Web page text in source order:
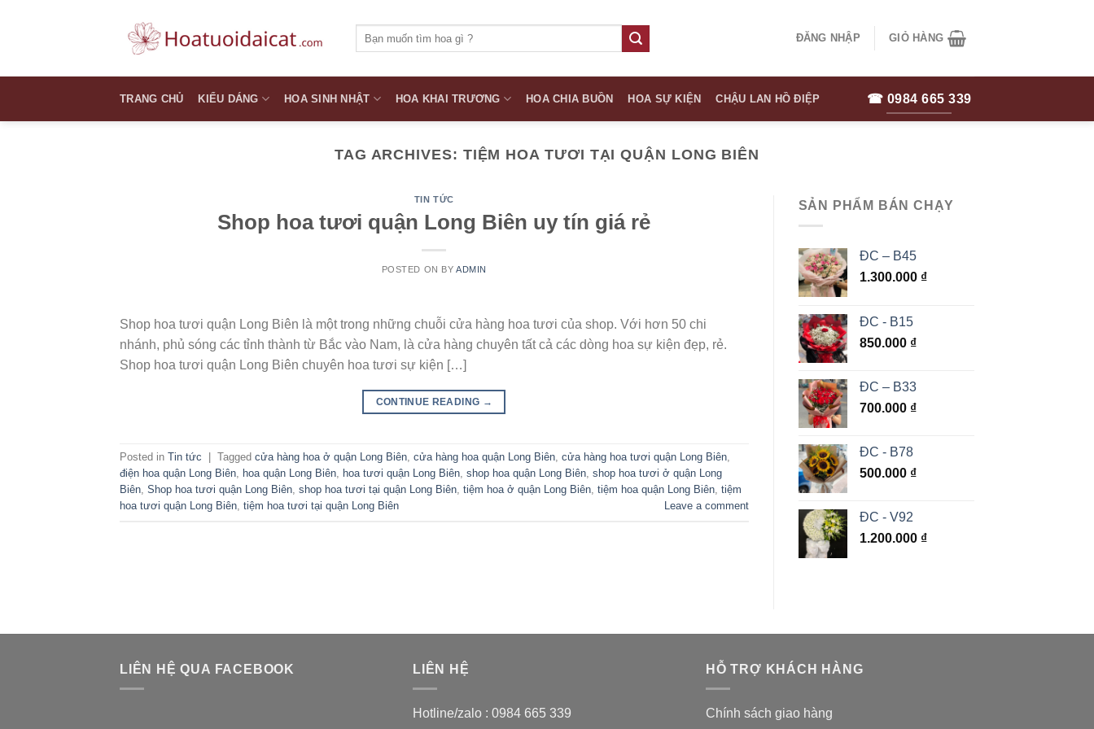
kiếm:
ĐĂNG NHẬP GIỎ HÀNG
TRANG CHỦ KIỂU DÁNG HOA SINH NHẬT HOA KHAI TRƯƠNG HOA CHIA BUỒN HOA SỰ KIỆN CHẬU LAN HỒ ĐIỆP ☎ 0984 665 339
TAG ARCHIVES: TIỆM HOA TƯƠI TẠI QUẬN LONG BIÊN
TIN TỨC
Shop hoa tươi quận Long Biên uy tín giá rẻ
POSTED ON BY ADMIN
Shop hoa tươi quận Long Biên là một trong những chuỗi cửa hàng hoa tươi của shop. Với hơn 50 chi
nhánh, phủ sóng các tỉnh thành từ Bắc vào Nam, là cửa hàng chuyên tất cả các dòng hoa sự kiện đẹp, rẻ.
Shop hoa tươi quận Long Biên chuyên hoa tươi sự kiện […]
CONTINUE READING →
Posted in Tin tức Tagged cửa hàng hoa ở quận Long Biên, cửa hàng hoa quận Long Biên, cửa hàng hoa tươi quận Long Biên,
điện hoa quận Long Biên, hoa quận Long Biên, hoa tươi quận Long Biên, shop hoa quận Long Biên, shop hoa tươi ở quận Long
Biên, Shop hoa tươi quận Long Biên, shop hoa tươi tại quận Long Biên, tiệm hoa ở quận Long Biên, tiệm hoa quận Long Biên, tiệm
hoa tươi quận Long Biên, tiệm hoa tươi tại quận Long Biên Leave a comment
SẢN PHẨM BÁN CHẠY
ĐC – B45
1.300.000 ₫
ĐC - B15
850.000 ₫
ĐC – B33
700.000 ₫
ĐC - B78
500.000 ₫
ĐC - V92
1.200.000 ₫
LIÊN HỆ QUA FACEBOOK LIÊN HỆ
Hotline/zalo : 0984 665 339
HỖ TRỢ KHÁCH HÀNG
Chính sách giao hàng